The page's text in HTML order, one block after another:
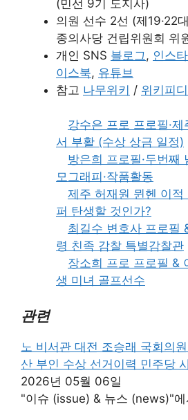
(민선 9기 도지사)
의원 선수 2선 (제19·22
종의사당 건립위원회 위
개인 SNS 블로그, 인스
이스북, 유튜브
참고 나무위키 / 위키피
강수은 프로 프로필·
서 부활 (수상 상금 일정)
방은희 프로필·두번째
모그래피·작품활동
제주 허재원 뮌헨 이적
퍼 탄생할 것인가?
최길수 변호사 프로필
령 친족 감찰 특별감찰관
장소희 프로 프로필 &
생 미녀 골프선수
관련
노 비서관 대전 조승래 국회의
산 부인 수상 선거이력 민주당
2026년 05월 06일
"이슈 (issue) & 뉴스 (news)"에